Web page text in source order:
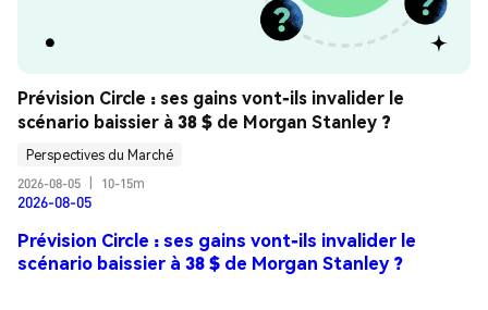
Prévision Circle : ses gains vont-ils invalider le
scénario baissier à 38 $ de Morgan Stanley ?
Perspectives du Marché
2026-08-05
10-15m
2026-08-05
Prévision Circle : ses gains vont-ils invalider le
scénario baissier à 38 $ de Morgan Stanley ?